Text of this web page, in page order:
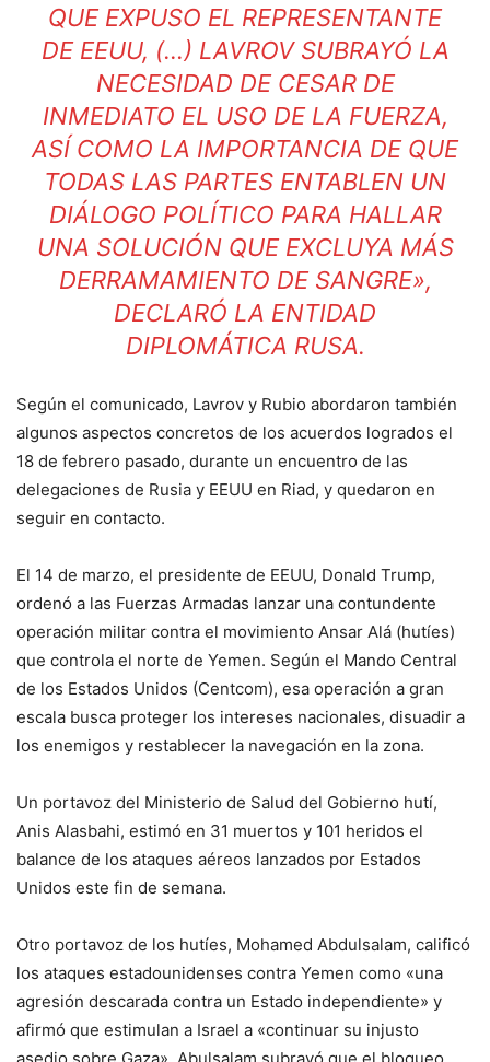
QUE EXPUSO EL REPRESENTANTE
DE EEUU, (…) LAVROV SUBRAYÓ LA
NECESIDAD DE CESAR DE
INMEDIATO EL USO DE LA FUERZA,
ASÍ COMO LA IMPORTANCIA DE QUE
TODAS LAS PARTES ENTABLEN UN
DIÁLOGO POLÍTICO PARA HALLAR
UNA SOLUCIÓN QUE EXCLUYA MÁS
DERRAMAMIENTO DE SANGRE»,
DECLARÓ LA ENTIDAD
DIPLOMÁTICA RUSA.
Según el comunicado, Lavrov y Rubio abordaron también
algunos aspectos concretos de los acuerdos logrados el
18 de febrero pasado, durante un encuentro de las
delegaciones de Rusia y EEUU en Riad, y quedaron en
seguir en contacto.
El 14 de marzo, el presidente de EEUU, Donald Trump,
ordenó a las Fuerzas Armadas lanzar una contundente
operación militar contra el movimiento Ansar Alá (hutíes)
que controla el norte de Yemen. Según el Mando Central
de los Estados Unidos (Centcom), esa operación a gran
escala busca proteger los intereses nacionales, disuadir a
los enemigos y restablecer la navegación en la zona.
Un portavoz del Ministerio de Salud del Gobierno hutí,
Anis Alasbahi, estimó en 31 muertos y 101 heridos el
balance de los ataques aéreos lanzados por Estados
Unidos este fin de semana.
Otro portavoz de los hutíes, Mohamed Abdulsalam, calificó
los ataques estadounidenses contra Yemen como «una
agresión descarada contra un Estado independiente» y
afirmó que estimulan a Israel a «continuar su injusto
asedio sobre Gaza». Abulsalam subrayó que el bloqueo